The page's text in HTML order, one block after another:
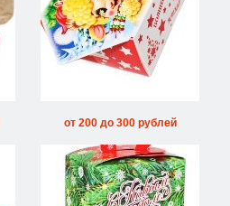
от 200 до 300 рублей